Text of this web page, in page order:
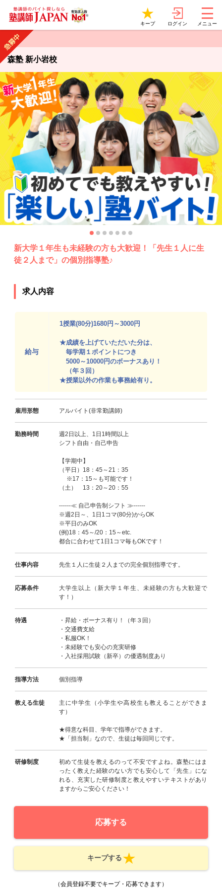
キープ ログイン メニュー
森塾 新小岩校
新大学１年生も未経験の方も大歓迎！「先生１人に生
徒２人まで」の個別指導塾♪
求人内容
給与
1授業(80分)1680円～3000円
★成績を上げていただいた分は、
毎学期１ポイントにつき
5000～10000円のボーナスあり！
（年３回）
★授業以外の作業も事務給有り。
雇用形態 アルバイト(非常勤講師)
勤務時間
週2日以上、1日1時間以上
シフト自由・自己申告
【学期中】
（平日）18：45～21：35
※17：15～も可能です！
（土） 13：20～20：55
------≪ 自己申告制シフト ≫------
※週2日～、1日1コマ(80分)からOK
※平日のみOK
(例)18：45～/20：15～etc.
都合に合わせて1日1コマ毎もOKです！
仕事内容 先生１人に生徒２人までの完全個別指導です。
応募条件
大学生以上（新大学１年生、未経験の方も大歓迎で
す！）
待遇
・昇給・ボーナス有り！（年３回）
・交通費支給
・私服OK！
・未経験でも安心の充実研修
・入社採用試験（新卒）の優遇制度あり
指導方法 個別指導
教える生徒
主に中学生（小学生や高校生も教えることができま
す）
★得意な科目、学年で指導ができます。
★「担当制」なので、生徒は毎回同じです。
研修制度
初めて生徒を教えるのって不安ですよね。森塾にはま
ったく教えた経験のない方でも安心して「先生」にな
れる、充実した研修制度と教えやすいテキストがあり
ますからご安心ください！
応募する
キープする
（会員登録不要でキープ・応募できます）